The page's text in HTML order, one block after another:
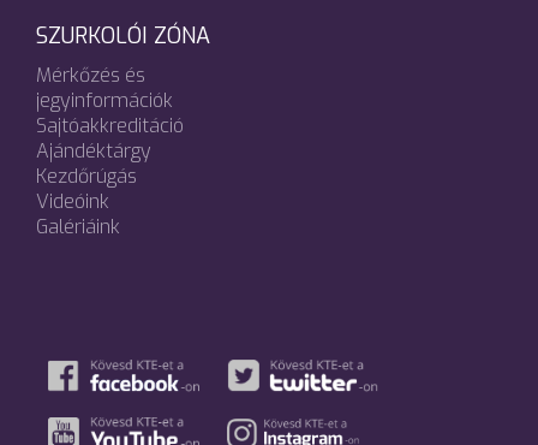
SZURKOLÓI ZÓNA
Mérkőzés és
jegyinformációk
Sajtóakkreditáció
Ajándéktárgy
Kezdőrúgás
Videóink
Galériáink